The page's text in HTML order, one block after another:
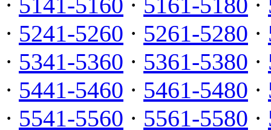
· 5241-5260 · 5261-5280 ·
· 5341-5360 · 5361-5380 ·
· 5441-5460 · 5461-5480 ·
· 5541-5560 · 5561-5580 ·